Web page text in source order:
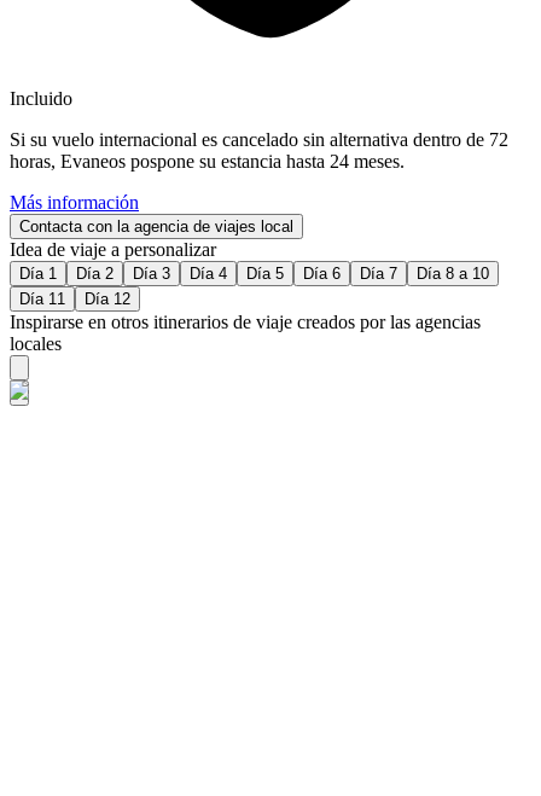
Incluido
Si su vuelo internacional es cancelado sin alternativa dentro de 72
horas, Evaneos pospone su estancia hasta 24 meses.
Más información
Contacta con la agencia de viajes local
Idea de viaje a personalizar
Día 1 Día 2 Día 3 Día 4 Día 5 Día 6 Día 7
Día 8 a 10
Día 11
Día 12
Inspirarse en otros itinerarios de viaje creados por las agencias
locales